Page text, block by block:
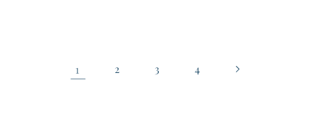
1 2 3 4